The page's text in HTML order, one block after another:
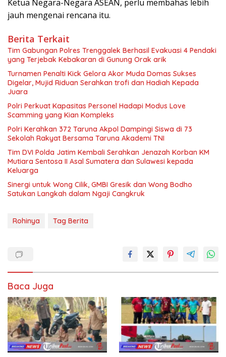
Ketua Negara-Negara ASEAN, perlu membahas lebih
jauh mengenai rencana itu.
Berita Terkait
Tim Gabungan Polres Trenggalek Berhasil Evakuasi 4 Pendaki
yang Terjebak Kebakaran di Gunung Orak arik
Turnamen Penalti Kick Gelora Akor Muda Domas Sukses
Digelar, Mujid Riduan Serahkan trofi dan Hadiah Kepada
Juara
Polri Perkuat Kapasitas Personel Hadapi Modus Love
Scamming yang Kian Kompleks
Polri Kerahkan 372 Taruna Akpol Dampingi Siswa di 73
Sekolah Rakyat Bersama Taruna Akademi TNI
Tim DVI Polda Jatim Kembali Serahkan Jenazah Korban KM
Mutiara Sentosa II Asal Sumatera dan Sulawesi kepada
Keluarga
Sinergi untuk Wong Cilik, GMBI Gresik dan Wong Bodho
Satukan Langkah dalam Ngaji Cangkruk
Rohinya Tag Berita
Baca Juga